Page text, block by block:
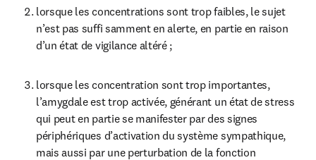
lorsque les concentrations sont trop faibles, le sujet
n’est pas suffi samment en alerte, en partie en raison
d’un état de vigilance altéré ;
lorsque les concentration sont trop importantes,
l’amygdale est trop activée, générant un état de stress
qui peut en partie se manifester par des signes
périphériques d’activation du système sympathique,
mais aussi par une perturbation de la fonction